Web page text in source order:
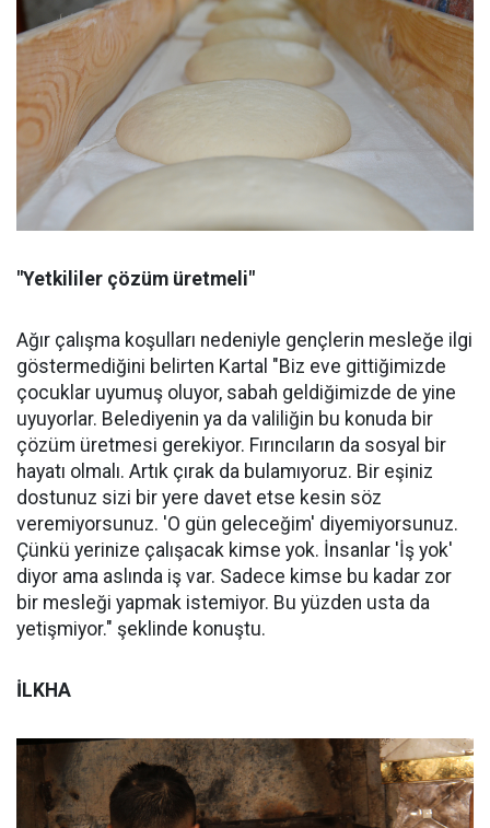
"Yetkililer çözüm üretmeli"
Ağır çalışma koşulları nedeniyle gençlerin mesleğe ilgi
göstermediğini belirten Kartal "Biz eve gittiğimizde
çocuklar uyumuş oluyor, sabah geldiğimizde de yine
uyuyorlar. Belediyenin ya da valiliğin bu konuda bir
çözüm üretmesi gerekiyor. Fırıncıların da sosyal bir
hayatı olmalı. Artık çırak da bulamıyoruz. Bir eşiniz
dostunuz sizi bir yere davet etse kesin söz
veremiyorsunuz. 'O gün geleceğim' diyemiyorsunuz.
Çünkü yerinize çalışacak kimse yok. İnsanlar 'İş yok'
diyor ama aslında iş var. Sadece kimse bu kadar zor
bir mesleği yapmak istemiyor. Bu yüzden usta da
yetişmiyor." şeklinde konuştu.
İLKHA